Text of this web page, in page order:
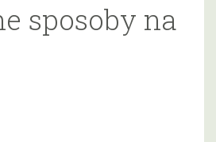
sposoby na